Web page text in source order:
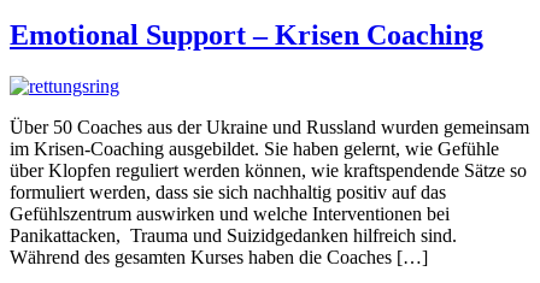
Emotional Support – Krisen Coaching
Über 50 Coaches aus der Ukraine und Russland wurden gemeinsam
im Krisen-Coaching ausgebildet. Sie haben gelernt, wie Gefühle
über Klopfen reguliert werden können, wie kraftspendende Sätze so
formuliert werden, dass sie sich nachhaltig positiv auf das
Gefühlszentrum auswirken und welche Interventionen bei
Panikattacken, Trauma und Suizidgedanken hilfreich sind.
Während des gesamten Kurses haben die Coaches […]